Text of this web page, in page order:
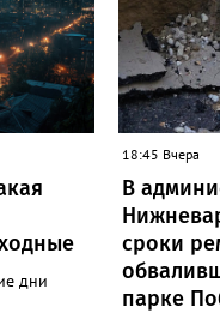
дни
18:45 Вчера
В
сроки
парке